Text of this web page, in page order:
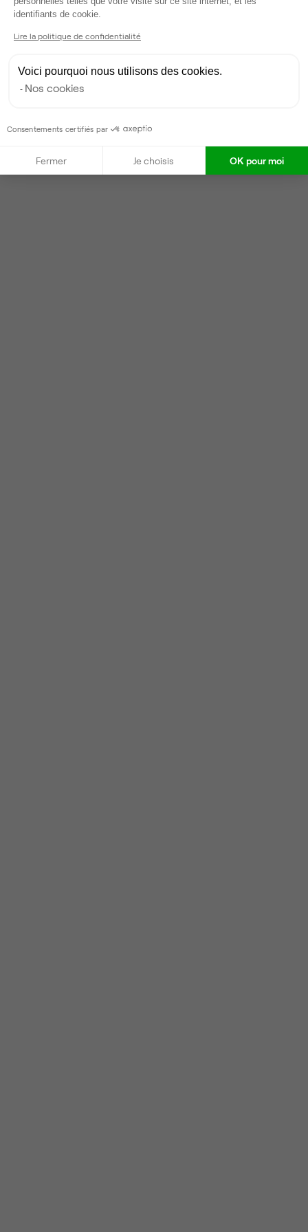
Taux de réponse : 40%
Locataires trouvés sur Ubiq : 17
Contacter
identifiants de cookie.
Lire la politique de confidentialité
Voici pourquoi nous utilisons des cookies.
Nos cookies
Consentements certifiés par
Fermer Je choisis OK pour moi